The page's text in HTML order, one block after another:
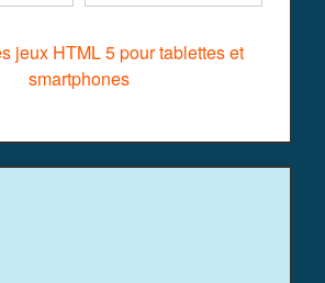
jeux HTML 5 pour tablettes et
smartphones